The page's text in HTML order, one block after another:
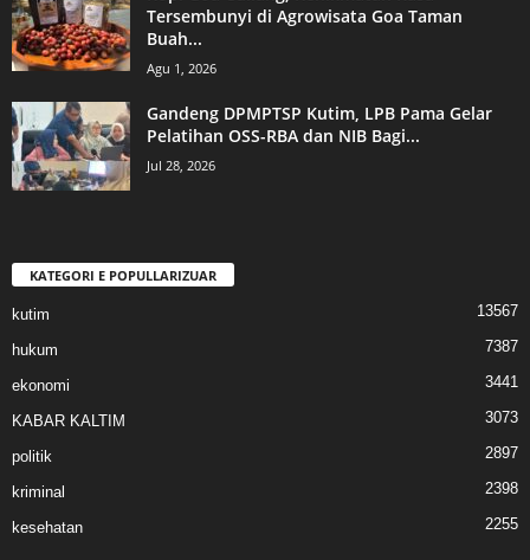
Tersembunyi di Agrowisata Goa Taman
Buah...
Agu 1, 2026
Gandeng DPMPTSP Kutim, LPB Pama Gelar
Pelatihan OSS-RBA dan NIB Bagi...
Jul 28, 2026
KATEGORI E POPULLARIZUAR
kutim 13567
hukum 7387
ekonomi 3441
KABAR KALTIM 3073
politik 2897
kriminal 2398
kesehatan 2255